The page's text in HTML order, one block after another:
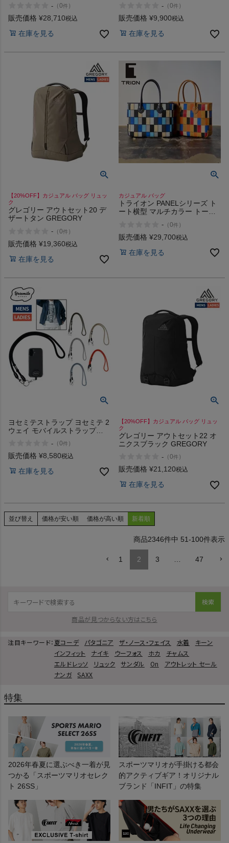
- （0件 ）
販売価格 ¥28,710税込
在庫を見る
- （0件 ）
販売価格 ¥9,900税込
在庫を見る
【20%OFF】カジュアル バッグ リュッ
ク
グレゴリー アウトセット20 デ
ザートタン GREGORY
- （0件 ）
販売価格 ¥19,360税込
在庫を見る
カジュアル バッグ
トライオン PANELシリーズ ト
ート横型 マルチカラー トート
グラブレザー 革 本革 手掲げバ
ッグ 通勤 通学 PC収納可能 パ
- （0件 ）
販売価格 ¥29,700税込
在庫を見る
ヨセミテストラップ ヨセミテ 2
ウェイ モバイルストラップ
- （0件 ）
販売価格 ¥8,580税込
在庫を見る
【20%OFF】カジュアル バッグ リュッ
ク
グレゴリー アウトセット22 オ
ニクスブラック GREGORY
- （0件 ）
販売価格 ¥21,120税込
在庫を見る
並び替え 価格が安い順 価格が高い順 新着順
2346件中 51-100件表示
1 2 3 … 47
検索
商品が見つからない方はこちら
注目キーワード： 夏コーデ パタゴニア ザ・ノース・フェイス 水着
キーン
インフィット
ナイキ ウーフォス ホカ
チャムス
エルドレッソ
リュック サンダル On
アウトレット セール
ナンガ
SAXX
特集
2026年春夏に選ぶべき一着が見
つかる「スポーツマリオセレク
ト 26SS」
スポーツマリオが手掛ける都会
的アクティブギア！オリジナル
ブランド「INFIT」の特集